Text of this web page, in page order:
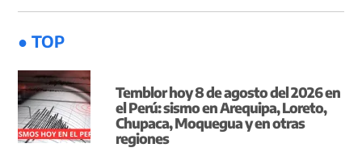
● TOP
Temblor hoy 8 de agosto del 2026 en
el Perú: sismo en Arequipa, Loreto,
Chupaca, Moquegua y en otras
regiones